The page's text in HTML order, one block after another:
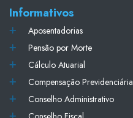
Informativos
Aposentadorias
Pensão por Morte
Cálculo Atuarial
Compensação Previdenciária
Conselho Administrativo